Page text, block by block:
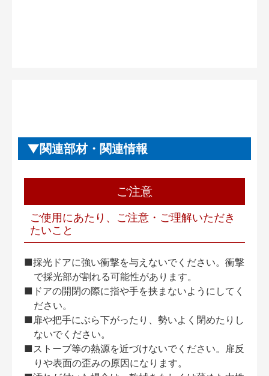
関連部材・関連情報
ご注意
ご使用にあたり、ご注意・ご理解いただき
たいこと
■採光ドアに強い衝撃を与えないでください。衝撃
で採光部が割れる可能性があります。
■ドアの開閉の際に指や手を挟まないようにしてく
ださい。
■扉や把手にぶら下がったり、勢いよく閉めたりし
ないでください。
■ストーブ等の熱源を近づけないでください。扉反
りや表面の歪みの原因になります。